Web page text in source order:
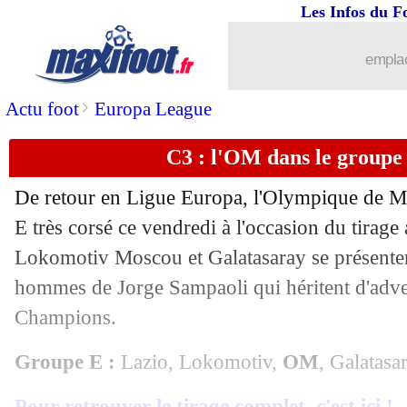
Actu foot> Europa League
Les Infos du
C3 : l'OM dans le
De retour en Ligue Europa, l'Olympique de
E très corsé ce vendredi à l'occasion du
Lokomotiv Moscou et Galatasaray se
hommes de Jorge Sampaoli qui héritent
Champions.
Groupe E : Lazio, Lokomotiv, OM,
: Ramos, Thiago Silva ne digère
27/08 Liverpool: le tirage, Klopp préfère
: Le Graët veut voir Mbappé
27/08 Man City: fin de la piste Ronaldo !
27/08 PSG : une prise de contact pour
27/08 Man City : Guardiola évoque le cas
27/08 Man Utd
C3 : l'OM chambré sur Twitter